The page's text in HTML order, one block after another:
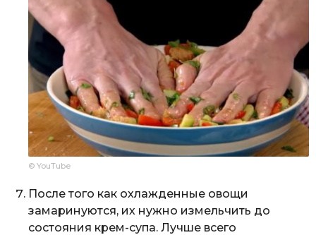
© YouTube
После того как охлажденные овощи
замаринуются, их нужно измельчить до
состояния крем-супа. Лучше всего